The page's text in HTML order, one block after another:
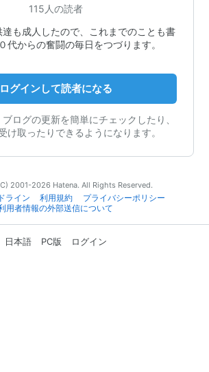
115人の読者
も成人したので、これまでのことも書
代からの奮闘の毎日をつづります。
ログインして読者になる
ログの更新を簡単にチェックしたり、
け取ったりできるようになります。
2001-2026 Hatena. All Rights Reserved.
ライン 利用規約
プライバシーポリシー
用者情報の外部送信について
日本語 PC版 ログイン